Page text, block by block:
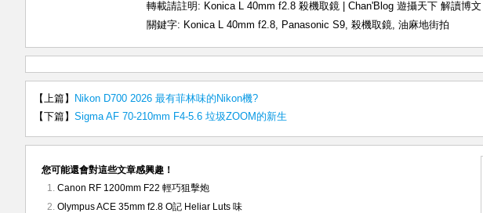
轉載請註明: Konica L 40mm f2.8 殺機取鏡 | Chan'Blog 遊攝天下 解讀博文
關鍵字: Konica L 40mm f2.8, Panasonic S9, 殺機取鏡, 油麻地街拍
【上篇】
Nikon D700 2026 最有菲林味的Nikon機?
【下篇】 Sigma AF 70-210mm F4-5.6 垃圾ZOOM的新生
您可能還會對這些文章感興趣！
Canon RF 1200mm F22 輕巧狙擊炮
Olympus ACE 35mm f2.8 O記 Heliar Luts 味